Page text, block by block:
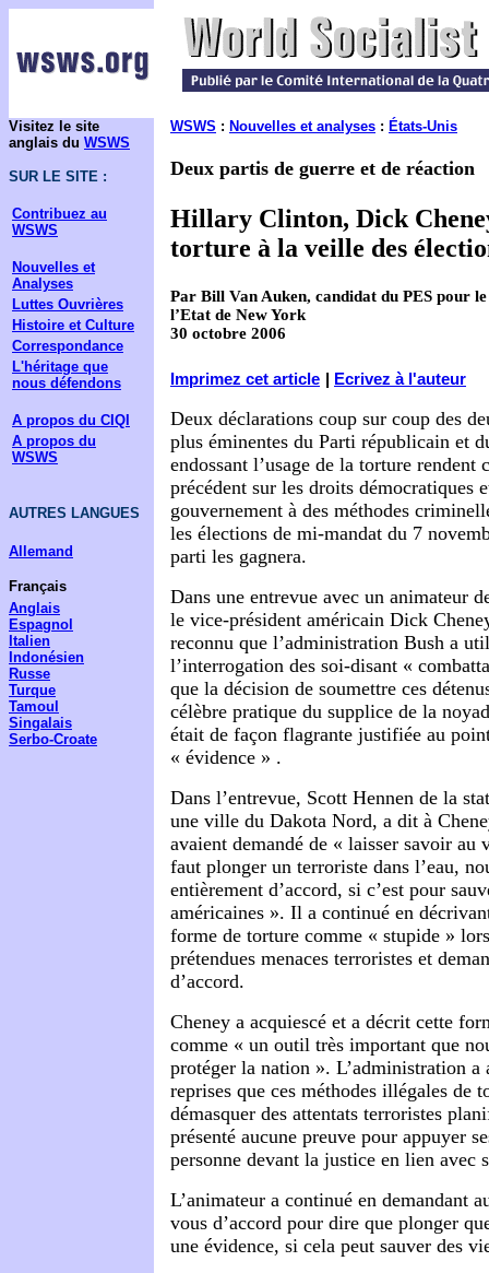
Visitez le site
anglais du WSWS
SUR LE SITE :
Contribuez au
WSWS
Nouvelles et
Analyses
Luttes Ouvrières
Histoire et Culture
Correspondance
L'héritage que
nous défendons
A propos du CIQI
A propos du
WSWS
AUTRES LANGUES
Allemand
Français
Anglais
Espagnol
Italien
Indonésien
Russe
Turque
Tamoul
Singalais
Serbo-Croate
WSWS : Nouvelles et analyses : États-Unis
Deux partis de guerre et de réaction
Hillary Clinton, Dick
torture à la veille des
Par Bill Van Auken, candidat du PES pour
l’Etat de New York
30 octobre 2006
Imprimez cet article Ecrivez à l'auteur
Deux déclarations coup sur coup des
plus éminentes du Parti républicain et
endossant l’usage de la torture rendent
précédent sur les droits démocratiques
gouvernement à des méthodes
les élections de mi-mandat du 7
parti les gagnera.
Dans une entrevue avec un animateur
le vice-président américain Dick
reconnu que l’administration Bush a
l’interrogation des soi-disant «
que la décision de soumettre ces
célèbre pratique du supplice de la
était de façon flagrante justifiée au
« évidence » .
Dans l’entrevue, Scott Hennen de la
une ville du Dakota Nord, a dit à
avaient demandé de « laisser savoir au
faut plonger un terroriste dans l’eau,
entièrement d’accord, si c’est pour
américaines ». Il a continué en
forme de torture comme « stupide »
prétendues menaces terroristes et
d’accord.
Cheney a acquiescé et a décrit cette
comme « un outil très important que
protéger la nation ». L’administration a
reprises que ces méthodes illégales de
démasquer des attentats terroristes
présenté aucune preuve pour appuyer
personne devant la justice en lien avec
L’animateur a continué en demandant
vous d’accord pour dire que plonger
une évidence, si cela peut sauver des